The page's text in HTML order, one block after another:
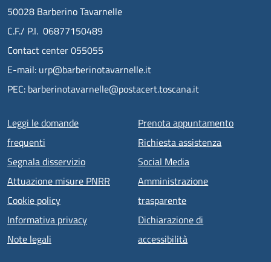
50028 Barberino Tavarnelle
C.F./ P.I. 06877150489
Contact center 055055
E-mail: urp@barberinotavarnelle.it
PEC: barberinotavarnelle@postacert.toscana.it
Menu piè di pagina
Leggi le domande
frequenti
Segnala disservizio
Attuazione misure PNRR
Cookie policy
Informativa privacy
Note legali
Prenota appuntamento
Richiesta assistenza
Social Media
Amministrazione
trasparente
Dichiarazione di
accessibilità